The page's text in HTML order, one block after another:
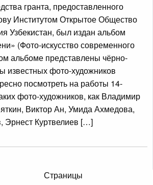
гранта, предоставленного
Институтом Открытое Общество
Узбекистан, был издан альбом
(Фото-искусство современного
альбоме представлены чёрно-
известных фото-художников
посмотреть на работы 14-
фото-художников, как Владимир
Виктор Ан, Умида Ахмедова,
Куртвелиев […]
Страницы